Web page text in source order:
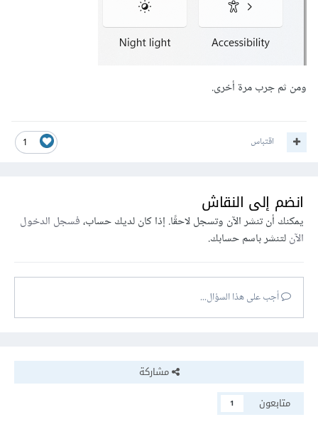
ومن ثم جرب مرة أخرى.
1 اقتباس
انضم إلى النقاش
يمكنك أن تنشر الآن وتسجل لاحقًا. إذا كان لديك حساب،فسجل الدخول
الآنلتنشر باسم حسابك.
أجب على هذا السؤال...
مشاركة
متابعون
1